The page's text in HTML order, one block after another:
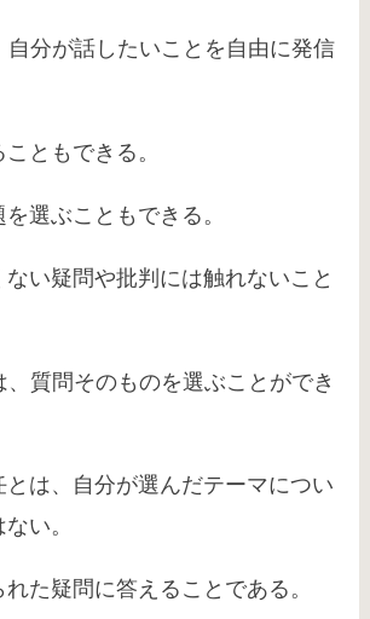
自分が話したいことを自由に発信
ともできる。
選ぶこともできる。
い疑問や批判には触れないこと
質問そのものを選ぶことができ
とは、自分が選んだテーマについ
い。
た疑問に答えることである。